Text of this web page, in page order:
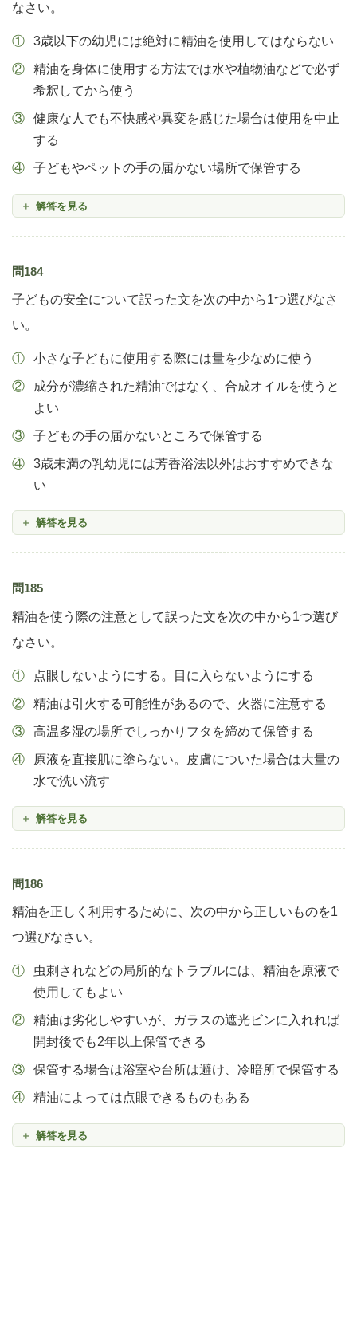
なさい。
3歳以下の幼児には絶対に精油を使用してはならない
精油を身体に使用する方法では水や植物油などで必ず
希釈してから使う
健康な人でも不快感や異変を感じた場合は使用を中止
する
子どもやペットの手の届かない場所で保管する
解答を見る
問184
子どもの安全について誤った文を次の中から1つ選びなさ
い。
小さな子どもに使用する際には量を少なめに使う
成分が濃縮された精油ではなく、合成オイルを使うと
よい
子どもの手の届かないところで保管する
3歳未満の乳幼児には芳香浴法以外はおすすめできな
い
解答を見る
問185
精油を使う際の注意として誤った文を次の中から1つ選び
なさい。
点眼しないようにする。目に入らないようにする
精油は引火する可能性があるので、火器に注意する
高温多湿の場所でしっかりフタを締めて保管する
原液を直接肌に塗らない。皮膚についた場合は大量の
水で洗い流す
解答を見る
問186
精油を正しく利用するために、次の中から正しいものを1
つ選びなさい。
虫刺されなどの局所的なトラブルには、精油を原液で
使用してもよい
精油は劣化しやすいが、ガラスの遮光ビンに入れれば
開封後でも2年以上保管できる
保管する場合は浴室や台所は避け、冷暗所で保管する
精油によっては点眼できるものもある
解答を見る